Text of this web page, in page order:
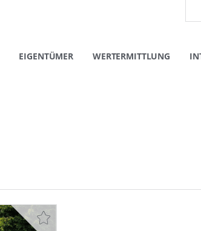
EIGENTÜMER WERTERMITTLUNG